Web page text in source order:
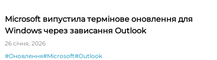
Microsoft випустила термінове оновлення для
Windows через зависання Outlook
26 січня, 2026
#Оновлення#Microsoft#Outlook